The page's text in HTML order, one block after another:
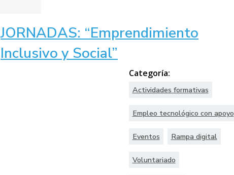
JORNADAS: “Emprendimiento
Inclusivo y Social”
Categoría:
Actividades formativas
Empleo tecnológico con apoyo
Eventos Rampa digital
Voluntariado